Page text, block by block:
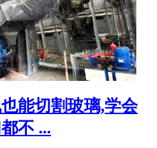
能切割玻璃,学会
不 ...